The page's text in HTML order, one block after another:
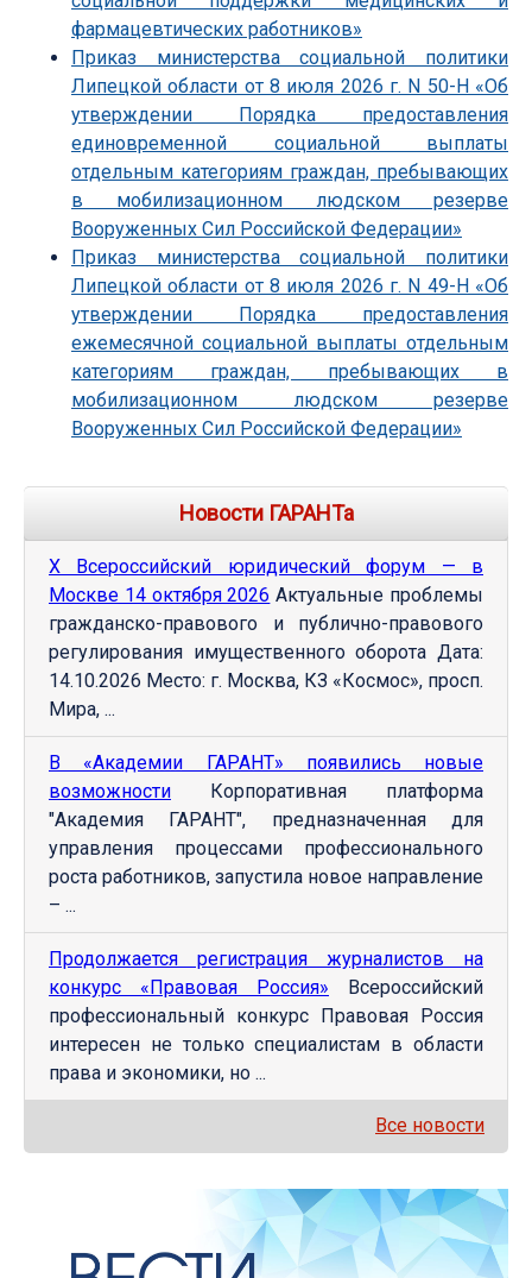
фармацевтических работников»
Приказ министерства социальной политики
Липецкой области от 8 июля 2026 г. N 50-Н «Об
утверждении Порядка предоставления
единовременной социальной выплаты
отдельным категориям граждан, пребывающих
в мобилизационном людском резерве
Вооруженных Сил Российской Федерации»
Приказ министерства социальной политики
Липецкой области от 8 июля 2026 г. N 49-Н «Об
утверждении Порядка предоставления
ежемесячной социальной выплаты отдельным
категориям граждан, пребывающих в
мобилизационном людском резерве
Вооруженных Сил Российской Федерации»
Новости ГАРАНТа
Х Всероссийский юридический форум — в
Москве 14 октября 2026 Актуальные проблемы
гражданско-правового и публично-правового
регулирования имущественного оборота Дата:
14.10.2026 Место: г. Москва, КЗ «Космос», просп.
Мира, ...
В «Академии ГАРАНТ» появились новые
возможности Корпоративная платформа
"Академия ГАРАНТ", предназначенная для
управления процессами профессионального
роста работников, запустила новое направление
– ...
Продолжается регистрация журналистов на
конкурс «Правовая Россия» Всероссийский
профессиональный конкурс Правовая Россия
интересен не только специалистам в области
права и экономики, но ...
Все новости